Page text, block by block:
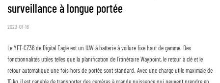
surveillance à longue portée
2023-01-16
Le YFT-CZ36 de Digital Eagle est un UAV à batterie à voilure fixe haut de gamme. Des
fonctionnalités utiles telles que la planification de l'itinéraire Waypoint, le retour à clé et le
retour automatique une fois hors de portée sont standard. Avec une charge utile maximale de